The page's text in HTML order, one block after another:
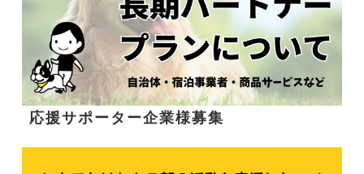
応援サポーター企業様募集